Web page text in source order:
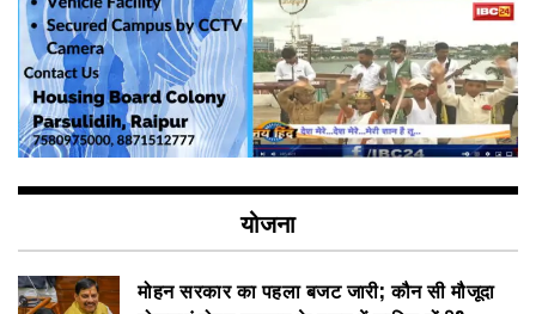
योजना
मोहन सरकार का पहला बजट जारी; कौन सी मौजूदा